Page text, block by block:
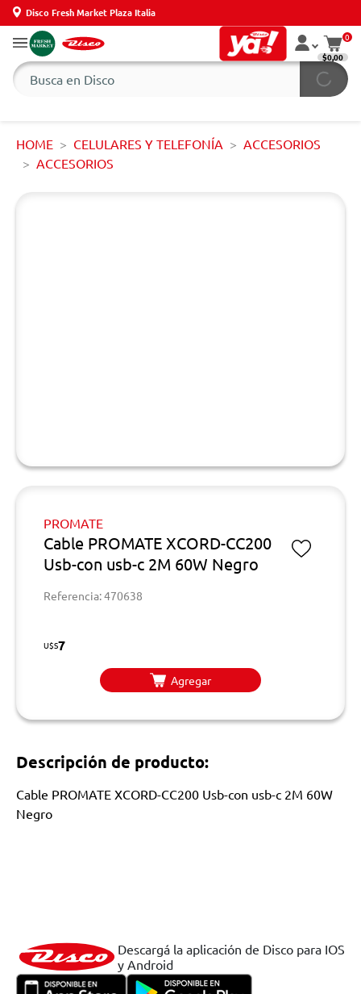
Disco Fresh Market Plaza Italia
0
$0,00
HOME CELULARES Y TELEFONÍA
ACCESORIOS
ACCESORIOS
PROMATE
Cable PROMATE XCORD-CC200
Usb-con usb-c 2M 60W Negro
Referencia: 470638
U$S7
Agregar
Descripción de producto:
Cable PROMATE XCORD-CC200 Usb-con usb-c 2M 60W
Negro
Descargá la aplicación de Disco para IOS
y Android